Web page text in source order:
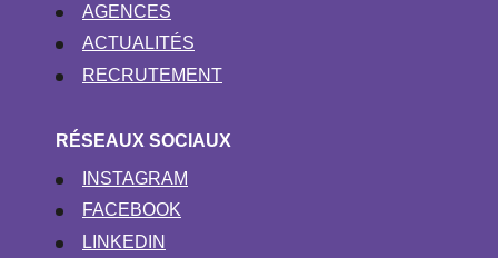
AGENCES
ACTUALITÉS
RECRUTEMENT
RÉSEAUX SOCIAUX
INSTAGRAM
FACEBOOK
LINKEDIN